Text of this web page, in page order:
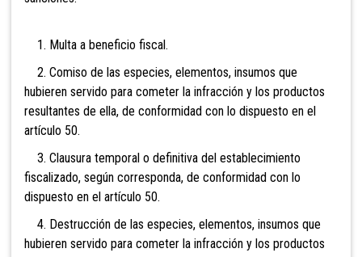
1. Multa a beneficio fiscal.
2. Comiso de las especies, elementos, insumos que
hubieren servido para cometer la infracción y los productos
resultantes de ella, de conformidad con lo dispuesto en el
artículo 50.
3. Clausura temporal o definitiva del establecimiento
fiscalizado, según corresponda, de conformidad con lo
dispuesto en el artículo 50.
4. Destrucción de las especies, elementos, insumos que
hubieren servido para cometer la infracción y los productos